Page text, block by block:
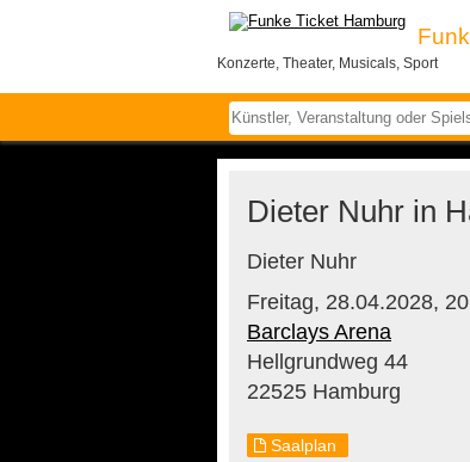
Konzerte, Theater, Musicals, Sport
Dieter Nuhr in
Dieter Nuhr
Freitag, 28.04.2028,
Barclays Arena
Hellgrundweg 44
22525 Hamburg
Saalplan